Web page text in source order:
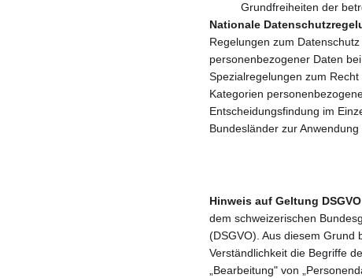
Grundfreiheiten der
Nationale
Regelungen zum
personenbezogener Daten
Spezialregelungen zum
Kategorien
Entscheidungsfindung im
Bundesländer zur Anwendung
Hinweis auf Geltung
dem schweizerischen
(DSGVO). Aus diesem Grund
Verständlichkeit die Begriffe
„Bearbeitung" von